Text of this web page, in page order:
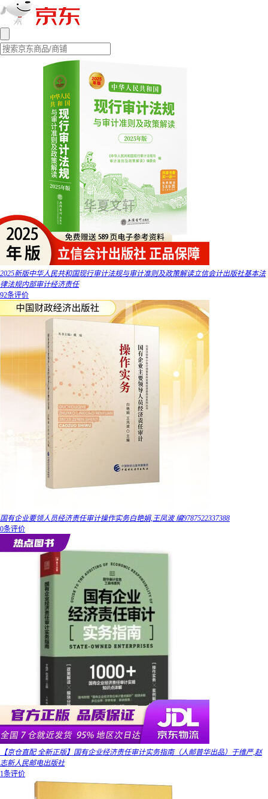
2025新版中华人民共和国现行审计法规与审计准则及政策解读立信会计出版社基本法
律法规内部审计经济责任
92条评价
国有企业要领人员经济责任审计操作实务白艳娟,王凤波 编9787522337388
0条评价
【京仓直配 全新正版】国有企业经济责任审计实务指南（人邮普华出品）于维严,赵
志新人民邮电出版社
1条评价